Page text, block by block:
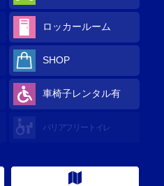
ロッカールーム
SHOP
車椅子レンタル有
バリアフリートイレ